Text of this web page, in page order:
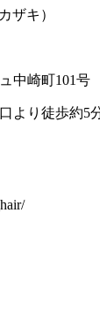
ザキ）
中崎町101号
より徒歩約5